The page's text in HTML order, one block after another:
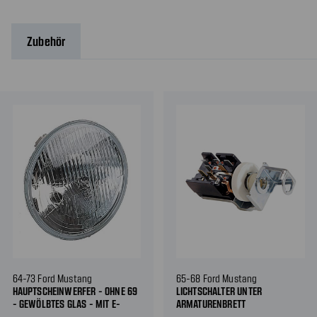
Zubehör
64-73 Ford Mustang
HAUPTSCHEINWERFER - OHNE 69
- GEWÖLBTES GLAS - MIT E-
65-68 Ford Mustang
LICHTSCHALTER UNTER
ARMATURENBRETT